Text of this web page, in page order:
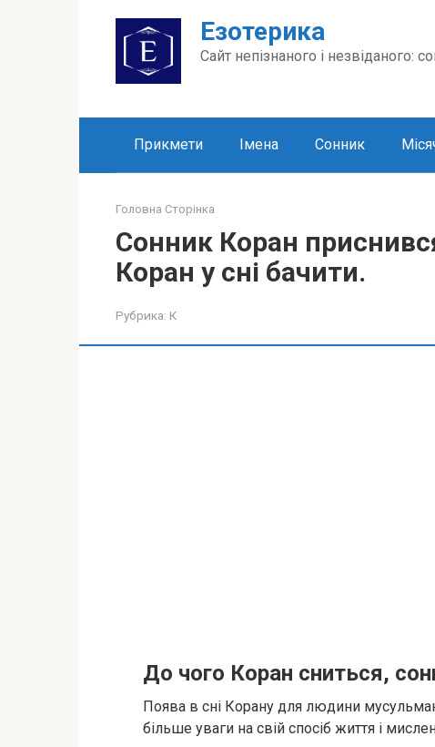
Езотерика
Сайт непізнаного і незвіданого:
Прикмети Імена Сонник
Головна Сторінка
Сонник Коран
Коран у сні бачити.
Рубрика: К
До чого Коран сниться,
Поява в сні Корану для людини
більше уваги на свій спосіб життя і